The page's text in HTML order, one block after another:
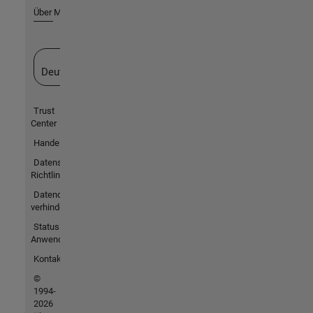
Über MathWorks
Deutschland
Trust
Center
Handelsmarken
Datenschutz-
Richtlinien
Datendiebstahl
verhindern
Status von
Anwendungen
Kontakt
©
1994-
2026